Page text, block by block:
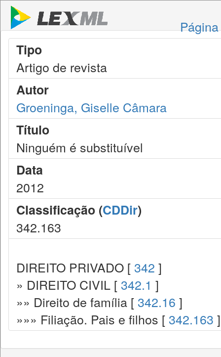
Tipo
Artigo de revista
Autor
Groeninga, Giselle Câmara
Título
Ninguém é substituível
Data
2012
Classificação (CDDir)
342.163
DIREITO PRIVADO [ 342 ]
» DIREITO CIVIL [ 342.1 ]
»» Direito de família [ 342.16 ]
»»» Filiação. Pais e filhos [ 342.163 ]